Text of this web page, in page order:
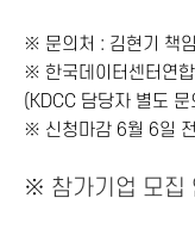
※ 문의처 : 김현기 책
※ 한국데이터센터연
(KDCC 담당자 별도 문
※ 신청마감 6월 6일
※ 참가기업 모집